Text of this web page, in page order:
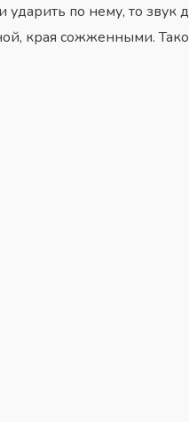
ударить по нему, то звук
края сожженными.